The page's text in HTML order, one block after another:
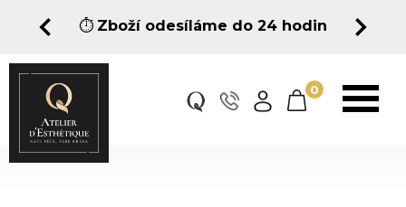
⏱️ Zboží odesíláme do 24 hodin
0